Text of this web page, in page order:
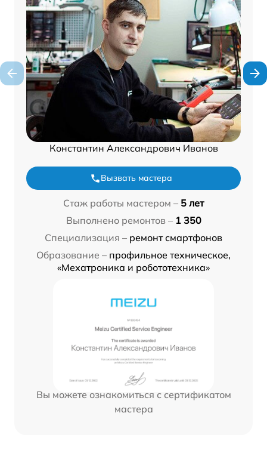
Константин Александрович Иванов
Вызвать мастера
Стаж работы мастером – 5 лет
Выполнено ремонтов – 1 350
Специализация – ремонт смартфонов
Образование – профильное техническое,
«Мехатроника и робототехника»
Вы можете ознакомиться с сертификатом
мастера